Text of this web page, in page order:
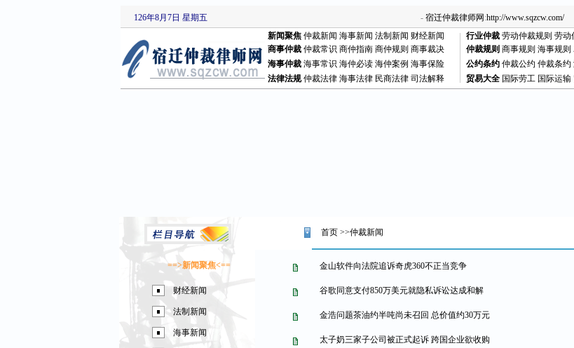
126年8月7日 星期五 - 宿迁仲裁律师网 :http://www.sqzcw.com/
新闻聚焦 仲裁新闻 海事新闻 法制新闻 财经新闻 行业仲裁 劳动仲裁规则 劳动
商事仲裁 仲裁常识 商仲指南 商仲规则 商事裁决 仲裁规则 商事规则 海事规则
海事仲裁 海事常识 海仲必读 海仲案例 海事保险 公约条约 仲裁公约 仲裁条约
法律法规 仲裁法律 海事法律 民商法律 司法解释 贸易大全 国际劳工 国际运输
==>新闻聚焦<==
财经新闻
法制新闻
海事新闻
首页 >>仲裁新闻
金山软件向法院追诉奇虎360不正当竞争
谷歌同意支付850万美元就隐私诉讼达成和解
金浩问题茶油约半吨尚未召回 总价值约30万元
太子奶三家子公司被正式起诉 跨国企业欲收购